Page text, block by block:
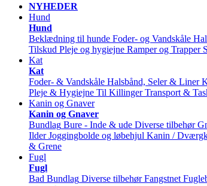
NYHEDER
Hund
Hund
Beklædning til hunde Foder- og Vandskåle
Tilskud Pleje og hygiejne Ramper og Trapper
Kat
Kat
Foder- & Vandskåle Halsbånd, Seler & Liner
Pleje & Hygiejne Til Killinger Transport &
Kanin og Gnaver
Kanin og Gnaver
Bundlag Bure - Inde & ude Diverse tilbehør
Ilder Joggingbolde og løbehjul Kanin /
& Grene
Fugl
Fugl
Bad Bundlag Diverse tilbehør Fangstnet